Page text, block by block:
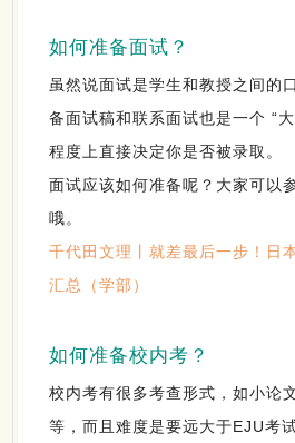
如何准备面试？
虽然说面试是学生和教授之间的
备面试稿和联系面试也是一个 “
程度上直接决定你是否被录取。
面试应该如何准备呢？大家可以
哦。
千代田文理丨就差最后一步！日
汇总（学部）
如何准备校内考？
校内考有很多考查形式，如小论
等，而且难度是要远大于EJU考